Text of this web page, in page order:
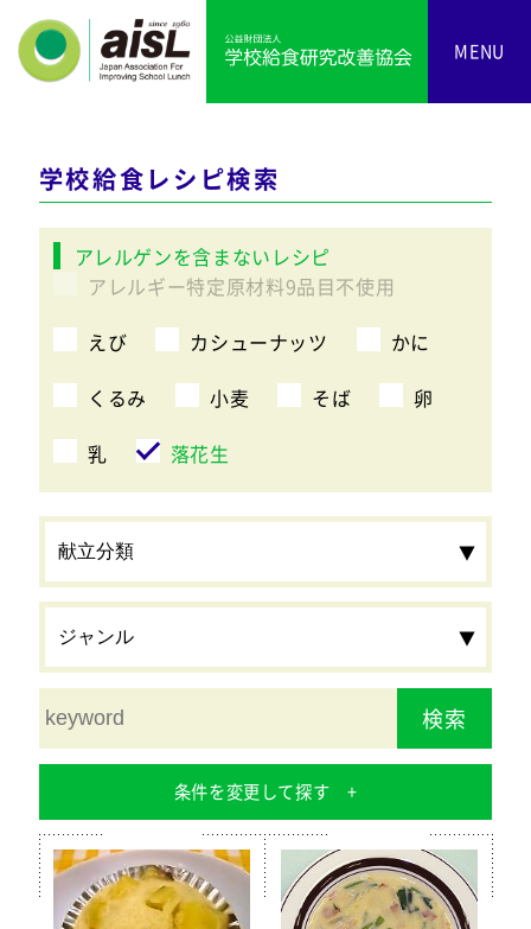
MENU
学校給食レシピ検索
アレルゲンを含まないレシピ
アレルギー特定原材料9品目不使用
えび
カシューナッツ
かに
くるみ
小麦 そば
卵
乳
落花生
検索
条件を変更して探す
食材